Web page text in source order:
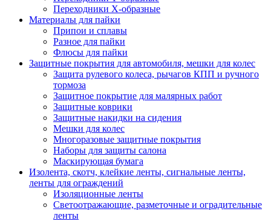
Переходники Х-образные
Материалы для пайки
Припои и сплавы
Разное для пайки
Флюсы для пайки
Защитные покрытия для автомобиля, мешки для колес
Защита рулевого колеса, рычагов КПП и ручного
тормоза
Защитное покрытие для малярных работ
Защитные коврики
Защитные накидки на сидения
Мешки для колес
Многоразовые защитные покрытия
Наборы для защиты салона
Маскирующая бумага
Изолента, скотч, клейкие ленты, сигнальные ленты,
ленты для ограждений
Изоляционные ленты
Светоотражающие, разметочные и оградительные
ленты